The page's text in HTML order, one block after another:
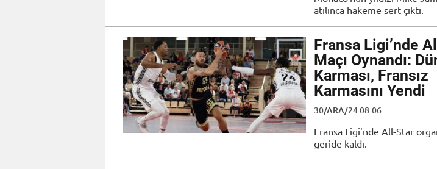
atılınca hakeme sert çıktı.
Fransa Ligi’nde
Maçı Oynandı:
Karması, Fransız
Karmasını Yendi
30/ARA/24 08:06
Fransa Ligi'nde All-Star
geride kaldı.